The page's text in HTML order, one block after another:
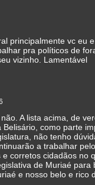
principalmente vc eu
pra políticos de
vizinho. Lamentável
A lista acima, de
como parte
não tenho
a trabalhar
corretos cidadãos no
de Muriaé para
e nosso belo e rico